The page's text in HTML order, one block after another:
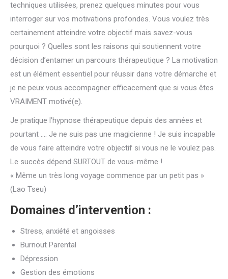
techniques utilisées, prenez quelques minutes pour vous
interroger sur vos motivations profondes. Vous voulez très
certainement atteindre votre objectif mais savez-vous
pourquoi ? Quelles sont les raisons qui soutiennent votre
décision d’entamer un parcours thérapeutique ? La motivation
est un élément essentiel pour réussir dans votre démarche et
je ne peux vous accompagner efficacement que si vous êtes
VRAIMENT motivé(e).
Je pratique l’hypnose thérapeutique depuis des années et
pourtant …. Je ne suis pas une magicienne ! Je suis incapable
de vous faire atteindre votre objectif si vous ne le voulez pas.
Le succès dépend SURTOUT de vous-même !
« Même un très long voyage commence par un petit pas »
(Lao Tseu)
Domaines d’intervention :
Stress, anxiété et angoisses
Burnout Parental
Dépression
Gestion des émotions